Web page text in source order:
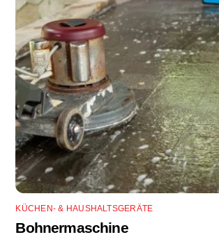
KÜCHEN- & HAUSHALTSGERÄTE
Bohnermaschine